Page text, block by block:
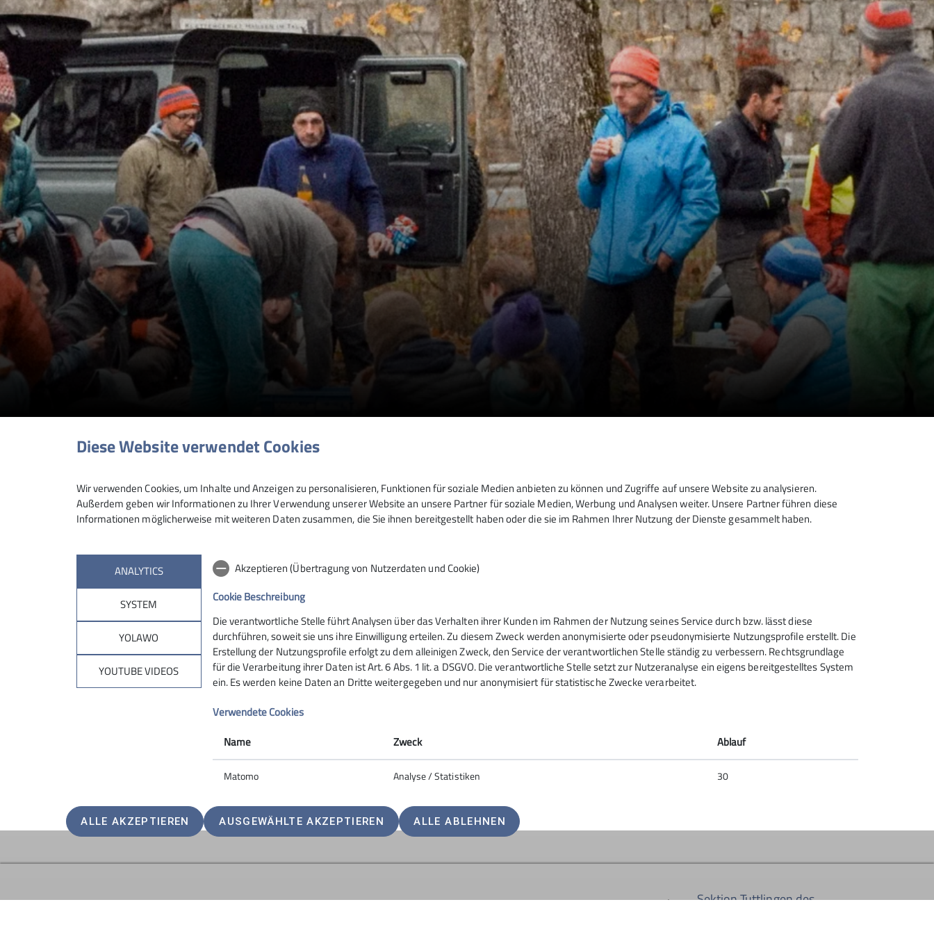
Wegebau im Donautal
01.09.2024 © IG Klettern/ Anna Gomeringer
IG Klettern lädt ein zum Wegebau am 19. Oktober
Die IG Klettern lädt ein zum Wegebau am Samstag, den 19. Oktober. Helfende Hände
sind gesucht und willkommen. An der Verpflegung wird es nicht scheitern - diese stellt
wie immer, die IG.
Wir freuen uns auf euch!
eure IG Klettern Donautal
Sektion Tuttlingen des
Diese Website verwendet Cookies
Wir verwenden Cookies, um Inhalte und Anzeigen zu personalisieren, Funktionen für soziale Medien anbieten zu können und Zugriffe auf unsere Website zu analysieren.
Außerdem geben wir Informationen zu Ihrer Verwendung unserer Website an unsere Partner für soziale Medien, Werbung und Analysen weiter. Unsere Partner führen diese
Informationen möglicherweise mit weiteren Daten zusammen, die Sie ihnen bereitgestellt haben oder die sie im Rahmen Ihrer Nutzung der Dienste gesammelt haben.
ANALYTICS
SYSTEM
YOLAWO
YOUTUBE VIDEOS
Akzeptieren (Übertragung von Nutzerdaten und Cookie)
Cookie Beschreibung
Die verantwortliche Stelle führt Analysen über das Verhalten ihrer Kunden im Rahmen der Nutzung seines Service durch bzw. lässt diese
durchführen, soweit sie uns ihre Einwilligung erteilen. Zu diesem Zweck werden anonymisierte oder pseudonymisierte Nutzungsprofile erstellt. Die
Erstellung der Nutzungsprofile erfolgt zu dem alleinigen Zweck, den Service der verantwortlichen Stelle ständig zu verbessern. Rechtsgrundlage
für die Verarbeitung ihrer Daten ist Art. 6 Abs. 1 lit. a DSGVO. Die verantwortliche Stelle setzt zur Nutzeranalyse ein eigens bereitgestelltes System
ein. Es werden keine Daten an Dritte weitergegeben und nur anonymisiert für statistische Zwecke verarbeitet.
Verwendete Cookies
Name
Zweck Ablauf
Matomo Analyse / Statistiken 30
ALLE AKZEPTIEREN AUSGEWÄHLTE AKZEPTIEREN ALLE ABLEHNEN